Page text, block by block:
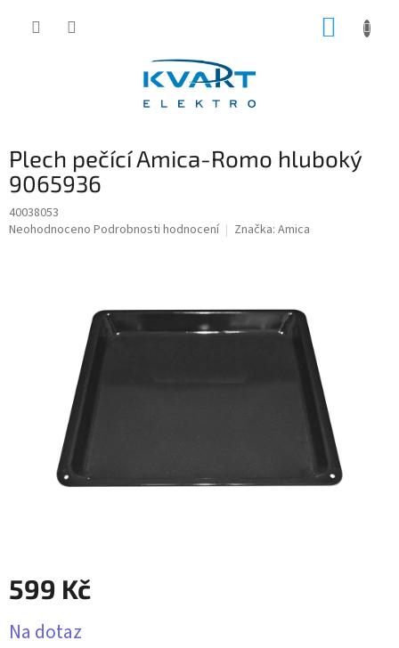
Plech pečící Amica-Romo hluboký
9065936
40038053
Průměrné
Neohodnoceno Podrobnosti hodnocení Značka: Amica
599 Kč
cena:
Na dotaz